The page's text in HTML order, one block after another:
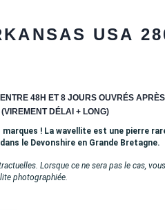
USA
48H ET 8 JOURS OUVRÉS APRÈS
DÉLAI + LONG)
! La wavellite est une pierre
le Devonshire en Grande Bretagne.
Lorsque ce ne sera pas le cas,
photographiée.